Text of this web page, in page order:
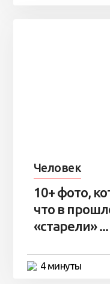
Человек
10+ фото,
что в
«старели» ...
4 минуты